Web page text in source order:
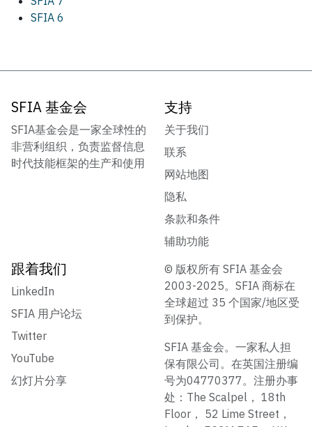
SFIA 6
SFIA 基金会
SFIA基金会是一家全球性的
非营利组织，负责监督信息
时代技能框架的生产和使用
支持
关于我们
联系
网站地图
隐私
条款和条件
辅助功能
跟着我们
LinkedIn
SFIA 用户论坛
Twitter
YouTube
幻灯片分享
© 版权所有 SFIA 基金会
2003-2025。SFIA 商标在
全球超过 35 个国家/地区受
到保护。
SFIA 基金会。一家私人担
保有限公司。在英国注册编
号为04770377。注册办事
处：The Scalpel， 18th
Floor， 52 Lime Street，